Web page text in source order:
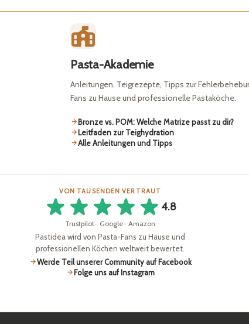
Pasta-Akademie
Anleitungen, Teigrezepte, Tipps zur
Fans zu Hause und professionelle Pastaköche.
Bronze vs. POM: Welche Matrize passt zu dir?
Leitfaden zur Teighydration
Alle Anleitungen und Tipps
VON TAUSENDEN VERTRAUT
4.8
Trustpilot · Google · Amazon
Pastidea wird von Pasta-Fans zu Hause und
professionellen Köchen weltweit bewertet.
Werde Teil unserer Community auf Facebook
Folge uns auf Instagram